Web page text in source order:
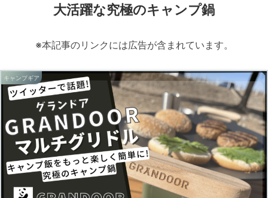
大活躍な究極のキャンプ鍋
※本記事のリンクには広告が含まれています。
キャンプギア